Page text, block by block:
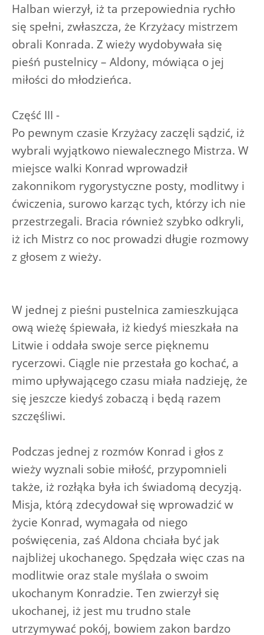
Halban wierzył, iż ta przepowiednia rychło
się spełni, zwłaszcza, że Krzyżacy mistrzem
obrali Konrada. Z wieży wydobywała się
pieśń pustelnicy – Aldony, mówiąca o jej
miłości do młodzieńca.
Część III -
Po pewnym czasie Krzyżacy zaczęli sądzić, iż
wybrali wyjątkowo niewalecznego Mistrza. W
miejsce walki Konrad wprowadził
zakonnikom rygorystyczne posty, modlitwy i
ćwiczenia, surowo karząc tych, którzy ich nie
przestrzegali. Bracia również szybko odkryli,
iż ich Mistrz co noc prowadzi długie rozmowy
z głosem z wieży.
W jednej z pieśni pustelnica zamieszkująca
ową wieżę śpiewała, iż kiedyś mieszkała na
Litwie i oddała swoje serce pięknemu
rycerzowi. Ciągle nie przestała go kochać, a
mimo upływającego czasu miała nadzieję, że
się jeszcze kiedyś zobaczą i będą razem
szczęśliwi.
Podczas jednej z rozmów Konrad i głos z
wieży wyznali sobie miłość, przypomnieli
także, iż rozłąka była ich świadomą decyzją.
Misja, którą zdecydował się wprowadzić w
życie Konrad, wymagała od niego
poświęcenia, zaś Aldona chciała być jak
najbliżej ukochanego. Spędzała więc czas na
modlitwie oraz stale myślała o swoim
ukochanym Konradzie. Ten zwierzył się
ukochanej, iż jest mu trudno stale
utrzymywać pokój, bowiem zakon bardzo